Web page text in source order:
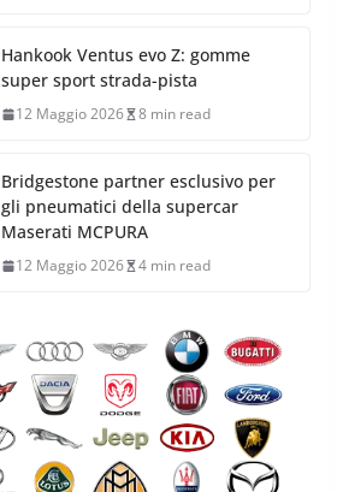
Hankook Ventus evo Z: gomme
super sport strada-pista
12 Maggio 2026 8 min read
Bridgestone partner esclusivo per
gli pneumatici della supercar
Maserati MCPURA
12 Maggio 2026 4 min read